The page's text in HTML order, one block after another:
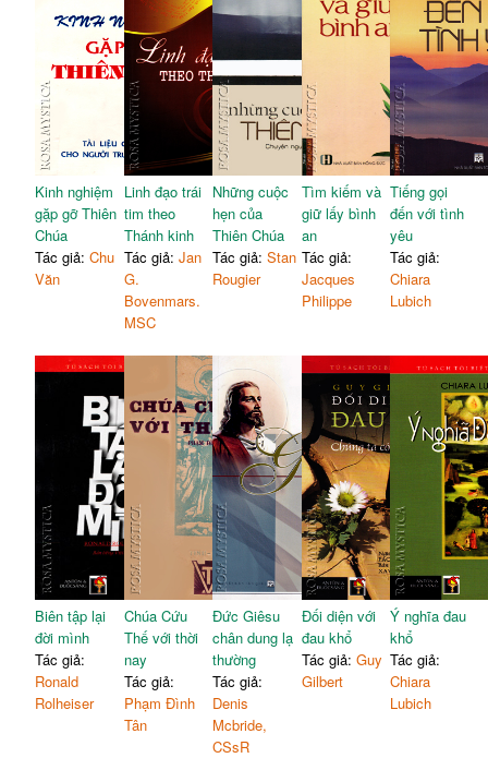
Kinh nghiệm
gặp gỡ Thiên
Chúa
Tác giả:Chu
Văn
Linh đạo trái
tim theo
Thánh kinh
Tác giả: Jan
G.
Bovenmars.
MSC
Những cuộc
hẹn của
Thiên Chúa
Tác giả:Stan
Rougier
Tìm kiếm và
giữ lấy bình
an
Tác giả:
Jacques
Philippe
Tiếng gọi
đến với tình
yêu
Tác giả:
Chiara
Lubich
Biên tập lại
đời mình
Tác giả:
Ronald
Rolheiser
Chúa Cứu
Thế với thời
nay
Tác giả:
Phạm Đình
Tân
Đức Giêsu
chân dung lạ
thường
Tác giả:
Denis
Mcbride,
CSsR
Đối diện với
đau khổ
Tác giả: Guy
Gilbert
Ý nghĩa đau
khổ
Tác giả:
Chiara
Lubich